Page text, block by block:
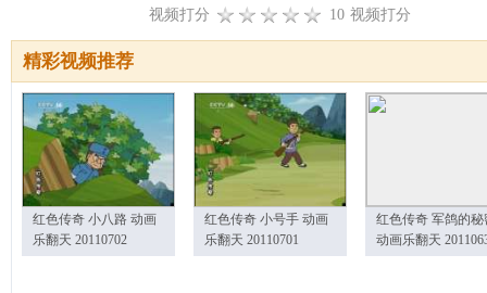
视频打分 10 视频打分
精彩视频推荐
红色传奇 小八路 动画
乐翻天 20110702
红色传奇 小号手 动画
乐翻天 20110701
红色传奇 军鸽的秘
动画乐翻天